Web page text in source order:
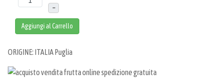
–
Aggiungi al Carrello
ORIGINE: ITALIA Puglia